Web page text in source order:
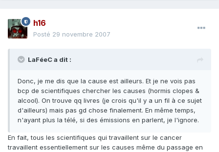
h16
Posté 29 novembre 2007
LaFéeC a dit :
Donc, je me dis que la cause est ailleurs. Et je ne vois pas
bcp de scientifiques chercher les causes (hormis clopes &
alcool). On trouve qq livres (je crois qu'il y a un fil à ce sujet
d'ailleurs) mais pas gd chose finalement. En même temps,
n'ayant plus la télé, si des émissions en parlent, je l'ignore.
En fait, tous les scientifiques qui travaillent sur le cancer
travaillent essentiellement sur les causes même du passage en